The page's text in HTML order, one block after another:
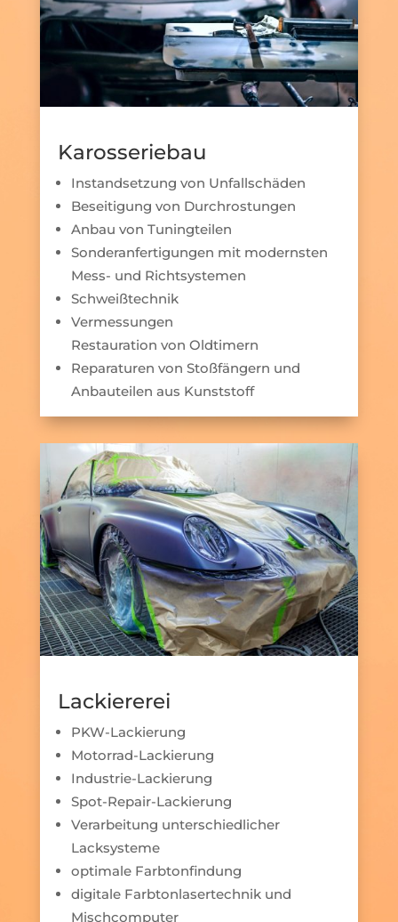
Karosseriebau
Instandsetzung von Unfallschäden
Beseitigung von Durchrostungen
Anbau von Tuningteilen
Sonderanfertigungen mit modernsten
Mess- und Richtsystemen
Schweißtechnik
Vermessungen
Restauration von Oldtimern
Reparaturen von Stoßfängern und
Anbauteilen aus Kunststoff
Lackiererei
PKW-Lackierung
Motorrad-Lackierung
Industrie-Lackierung
Spot-Repair-Lackierung
Verarbeitung unterschiedlicher
Lacksysteme
optimale Farbtonfindung
digitale Farbtonlasertechnik und
Mischcomputer